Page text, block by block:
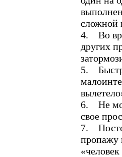
сложной
4. Во
других
5.
6. Не
свое
7.
пропажу